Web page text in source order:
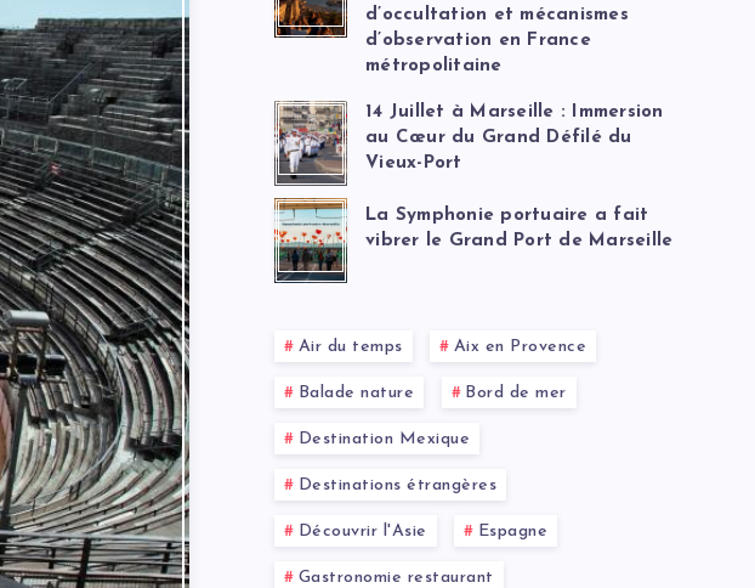
d’occultation et mécanismes
d’observation en France
métropolitaine
14 Juillet à Marseille : Immersion
au Cœur du Grand Défilé du
Vieux-Port
La Symphonie portuaire a fait
vibrer le Grand Port de Marseille
Air du temps Aix en Provence
Balade nature Bord de mer
Destination Mexique
Destinations étrangères
Découvrir l'Asie Espagne
Gastronomie restaurant